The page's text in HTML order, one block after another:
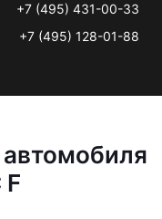
+7 (495) 431-00-33
+7 (495) 128-01-88
F